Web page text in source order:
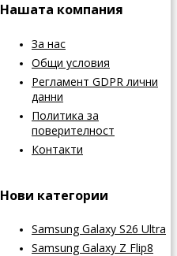
Нашата компания
За нас
Общи условия
Регламент GDPR лични
данни
Политика за
поверителност
Контакти
Нови категории
Samsung Galaxy S26 Ultra
Samsung Galaxy Z Flip8